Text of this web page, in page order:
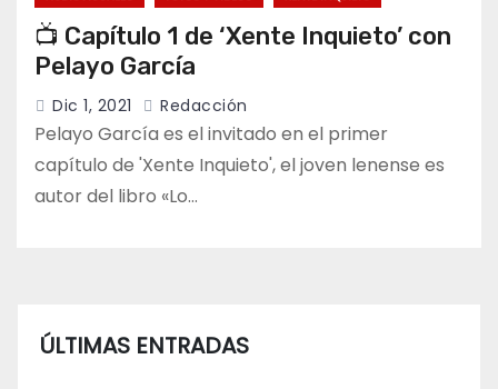
📺 Capítulo 1 de ‘Xente Inquieto’ con
Pelayo García
Dic 1, 2021 Redacción
Pelayo García es el invitado en el primer
capítulo de 'Xente Inquieto', el joven lenense es
autor del libro «Lo…
ÚLTIMAS ENTRADAS